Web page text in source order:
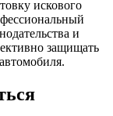
искового
и
защищать